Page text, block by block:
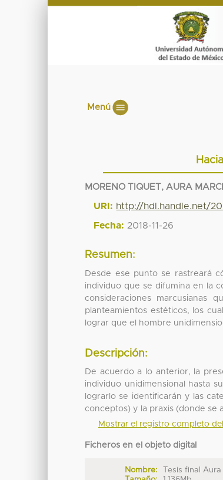
Menú
MORENO TIQUET, AURA
URI: http://hdl.handle.net/
Fecha: 2018-11-26
Resumen:
Desde ese punto se rastreará
individuo que se difumina en la
consideraciones marcusianas
planteamientos estéticos, los
lograr que el hombre
Descripción:
De acuerdo a lo anterior, la
individuo unidimensional hasta
lograrlo se identificarán y las
conceptos) y la praxis (donde se
Mostrar el registro completo
Ficheros en el objeto digital
Nombre:
Tesis final Aura